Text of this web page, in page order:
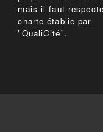
mais il faut
charte établie par
"QualiCité".